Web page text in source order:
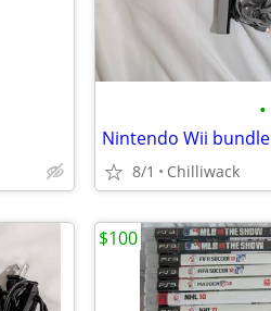
•
Nintendo Wii bundle
8/1 Chilliwack
$100